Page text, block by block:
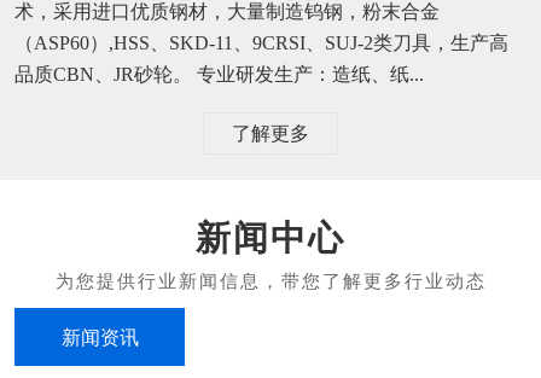
术，采用进口优质钢材，大量制造钨钢，粉末合金
（ASP60）,HSS、SKD-11、9CRSI、SUJ-2类刀具，生产高
品质CBN、JR砂轮。 专业研发生产：造纸、纸...
了解更多
新闻中心
新闻资讯